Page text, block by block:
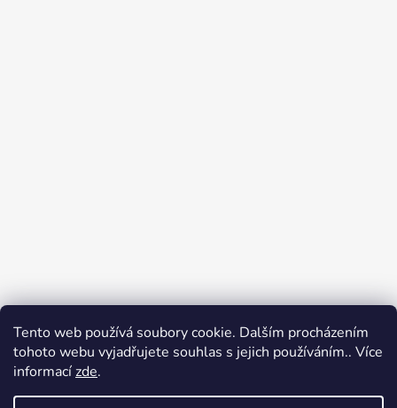
Tento web používá soubory cookie. Dalším procházením
tohoto webu vyjadřujete souhlas s jejich používáním.. Více
informacízde.
Přijímáme online platby